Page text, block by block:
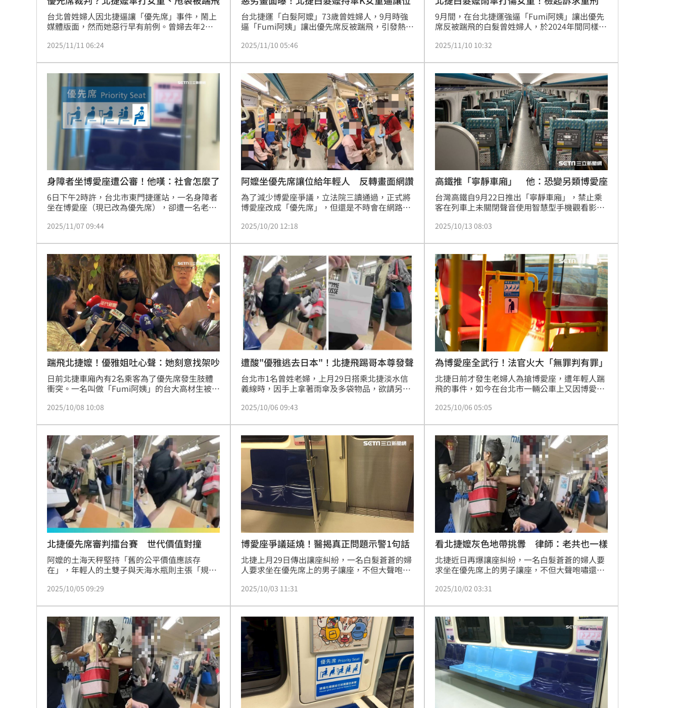
台北曾姓婦人因北捷逼讓「優先席」事件，鬧上
媒體版面，然而她惡行早有前例。曾婦去年2月
告，然而，案件偵辦期間，她不到案遭通緝，沒
被踹飛，扯出一連串紛爭，近日打傷女童犯行被
檢方依法起訴，後續將面對司法審判。
2025/11/11 06:24
台北捷運「白髮阿嬤」73歲曾姓婦人，9月時強
逼「Fumi阿姨」讓出優先席反被踹飛，引發熱
對父女不讓出捷運博愛座，竟持雨傘打傷2歲女
檢審理，認為曾婦攻擊年幼兒童行為惡劣又無悔
意，今（10）日依法將其起訴，當時「白髮阿
嬤」對女童施暴的監視器畫面也曝光。
2025/11/10 05:46
9月間，在台北捷運強逼「Fumi阿姨」讓出優先
席反被踹飛的白髮曾姓婦人，於2024年間同樣為
童。台北地檢署10日將曾婦依故意對兒童犯傷害
2025/11/10 10:32
身障者坐博愛座遭公審！他嘆：社會怎麼了
6日下午2時許，台北市東門捷運站，一名身障者
坐在博愛座（現已改為優先席），卻遭一名老人
後發布在臉書上，身障者一時之間不知所措，同
問「為什麼偷拍我」，之後在警方的協助下，該
名老人家才刪掉照片，最後身障者發文感嘆「現
在社會怎麼了，身障者也會被趕離博愛座？太惡
意了吧？」
2025/11/07 09:44
阿嬤坐優先席讓位給年輕人 反轉畫面網讚
為了減少博愛座爭議，立法院三讀通過，正式將
博愛座改成「優先席」，但還是不時會在網路上
不過一名網友卻看到了完全相反的狀況，一名拄
議。
2025/10/20 12:18
高鐵推「寧靜車廂」 他：恐變另類博愛座
台灣高鐵自9月22日推出「寧靜車廂」，禁止乘
客在列車上未關閉聲音使用智慧型手機觀看影片
日本作家福澤喬表示，日本沒有「寧靜車廂」的
奇，在台灣若沒有真正理解「寧靜車廂」的設計
用心，會不會成為另外一種「博愛座」？
2025/10/13 08:03
踹飛北捷嬤！優雅姐吐心聲：她刻意找架吵
日前北捷車廂內有2名乘客為了優先席發生肢體
衝突。一名叫做「Fumi阿姨」的台大高材生被曾
他赴警局製作筆錄，昨（7）日也首度出面還原
都將被依社維法送辦。
2025/10/08 10:08
遭酸"優雅逃去日本"！北捷飛踢哥本尊發聲
台北市1名曾姓老婦，上月29日搭乘北捷淡水信
義線時，因手上拿著雨傘及多袋物品，欲請另名
手上物品交給他人保管，接著用腳擋住老婦的二
坐在對面座位，如今男子人在日本新聞曝光，底
下有網友留言「優雅地逃走」，對此男子駁斥回
應了。
2025/10/06 09:43
為博愛座全武行！法官火大「無罪判有罪」
北捷日前才發生老婦人為搶博愛座，遭年輕人踹
飛的事件，如今在台北市一輛公車上又因博愛座
傷。案件經地檢署起訴後，一審判決兩人無罪，
方確實動手，撤銷原判，改判兩人皆構成傷害
罪，可易科罰金，全案仍可上訴。
2025/10/06 05:05
北捷優先席審判擂台賽 世代價值對撞
阿嬤的土海天秤堅持「舊的公平價值應該存
在」，年輕人的土雙子與天海水瓶則主張「規則
邊，於是優先席變成審判擂台賽：一個用袋子揮
「我要被看見」與冥王射手世代「我要自由」的
世代價值對撞。
2025/10/05 09:29
博愛座爭議延燒！醫揭真正問題示警1句話
北捷上月29日傳出讓座糾紛，一名白髮蒼蒼的婦
人要求坐在優先席上的男子讓座，不但大聲咆嘯
到對面的座位上。對此，醫師姜冠宇表示，這是
去，相信下次出人命」。
2025/10/03 11:31
看北捷嬤灰色地帶挑釁 律師：老共也一樣
北捷近日再爆讓座糾紛，一名白髮蒼蒼的婦人要
求坐在優先席上的男子讓座，不但大聲咆嘯還用
面的座位上，話題連日引發討論。對此，律師林
動作，與中共對台海的作法一樣，直言「這就是
膽小鬼遊戲。」
2025/10/02 03:31